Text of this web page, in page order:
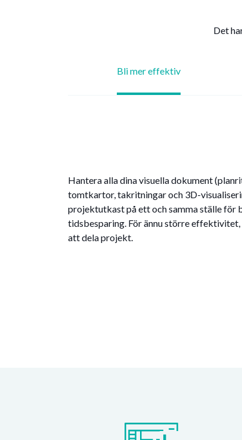
Det
Bli mer effektiv
Hantera alla dina visuella dokument
tomtkartor, takritningar och 3D-
projektutkast på ett och samma ställe för
tidsbesparing. För ännu större
att dela projekt.